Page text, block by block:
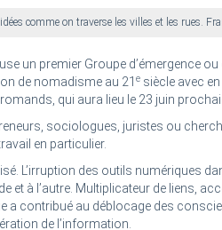
comme on traverse les villes et les rues.
un premier Groupe d’émergence
de nomadisme au 21 e siècle avec
qui aura lieu le 23 juin
sociologues, juristes ou
en particulier.
L’irruption des outils numériques
à l’autre. Multiplicateur de liens,
a contribué au déblocage des
de l’information.